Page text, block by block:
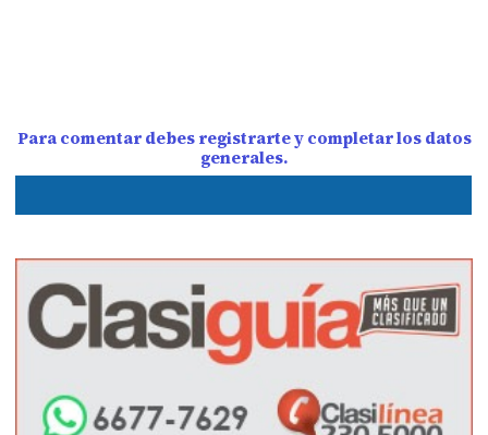
Para comentar debes registrarte y completar los datos
generales.